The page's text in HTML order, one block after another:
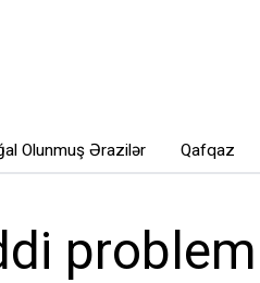
Olunmuş Ərazilər Qafqaz